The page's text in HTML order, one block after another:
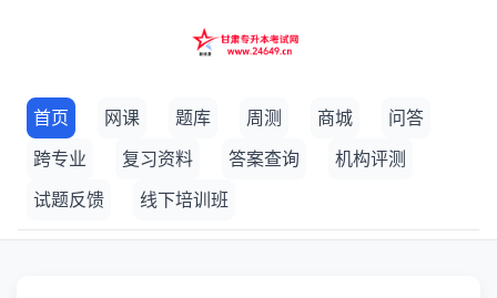
首页 网课 题库 周测 商城
问答
跨专业
复习资料 答案查询
机构评测
试题反馈
线下培训班